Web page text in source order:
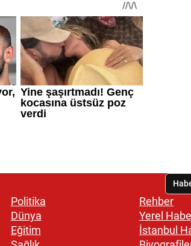
Politika
Dünya
Eğitim
Rehber
Yerel
İstanbul